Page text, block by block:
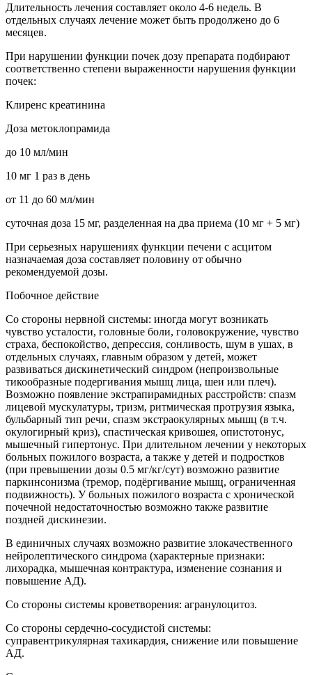
Длительность лечения составляет около 4-6 недель. В
отдельных случаях лечение может быть продолжено до 6
месяцев.
При нарушении функции почек дозу препарата подбирают
соответственно степени выраженности нарушения функции
почек:
Клиренс креатинина
Доза метоклопрамида
до 10 мл/мин
10 мг 1 раз в день
от 11 до 60 мл/мин
суточная доза 15 мг, разделенная на два приема (10 мг + 5 мг)
При серьезных нарушениях функции печени с асцитом
назначаемая доза составляет половину от обычно
рекомендуемой дозы.
Побочное действие
Со стороны нервной системы: иногда могут возникать
чувство усталости, головные боли, головокружение, чувство
страха, беспокойство, депрессия, сонливость, шум в ушах, в
отдельных случаях, главным образом у детей, может
развиваться дискинетический синдром (непроизвольные
тикообразные подергивания мышц лица, шеи или плеч).
Возможно появление экстрапирамидных расстройств: спазм
лицевой мускулатуры, тризм, ритмическая протрузия языка,
бульбарный тип речи, спазм экстраокулярных мышц (в т.ч.
окулогирный криз), спастическая кривошея, опистотонус,
мышечный гипертонус. При длительном лечении у некоторых
больных пожилого возраста, а также у детей и подростков
(при превышении дозы 0.5 мг/кг/сут) возможно развитие
паркинсонизма (тремор, подёргивание мышц, ограниченная
подвижность). У больных пожилого возраста с хронической
почечной недостаточностью возможно также развитие
поздней дискинезии.
В единичных случаях возможно развитие злокачественного
нейролептического синдрома (характерные признаки:
лихорадка, мышечная контрактура, изменение сознания и
повышение АД).
Со стороны системы кроветворения: агранулоцитоз.
Со стороны сердечно-сосудистой системы:
суправентрикулярная тахикардия, снижение или повышение
АД.